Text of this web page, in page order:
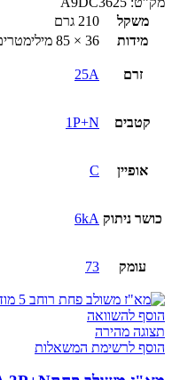
משקל
210 גרם
מידות
36 × 85 מילימטרים
זרם 25A
קטבים 1P+N
אופיין C
כושר ניתוק 6kA
עומק 73
הוסף להשוואה
תצוגה מהירה
הוסף לרשימת המשאלות